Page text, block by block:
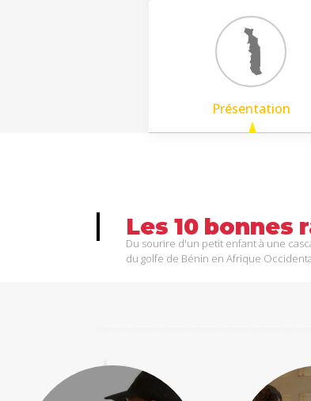
Présentation
Les 10 bonnes
Du sourire d'un petit enfant à une
du golfe de Bénin en Afrique